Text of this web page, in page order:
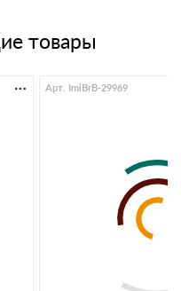
товары
Арт. ImiBrB-29969